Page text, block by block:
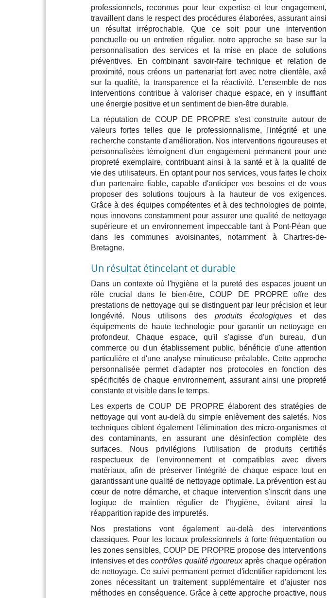
professionnels, reconnus pour leur expertise et leur engagement,
travaillent dans le respect des procédures élaborées, assurant ainsi
un résultat irréprochable. Que ce soit pour une intervention
ponctuelle ou un entretien régulier, notre approche se base sur la
personnalisation des services et la mise en place de solutions
préventives. En combinant savoir-faire technique et relation de
proximité, nous créons un partenariat fort avec notre clientèle, axé
sur la qualité, la transparence et la réactivité. L'ensemble de nos
interventions contribue à valoriser chaque espace, en y insufflant
une énergie positive et un sentiment de bien-être durable.
La réputation de COUP DE PROPRE s'est construite autour de
valeurs fortes telles que le professionnalisme, l'intégrité et une
recherche constante d'amélioration. Nos interventions rigoureuses et
personnalisées témoignent d'un engagement permanent pour une
propreté exemplaire, contribuant ainsi à la santé et à la qualité de
vie des utilisateurs. En optant pour nos services, vous faites le choix
d'un partenaire fiable, capable d'anticiper vos besoins et de vous
proposer des solutions toujours à la hauteur de vos exigences.
Grâce à des équipes compétentes et à des technologies de pointe,
nous innovons constamment pour assurer une qualité de nettoyage
supérieure et un environnement impeccable tant à Pont-Péan que
dans les communes avoisinantes, notamment à Chartres-de-
Bretagne.
Un résultat étincelant et durable
Dans un contexte où l'hygiène et la pureté des espaces jouent un
rôle crucial dans le bien-être, COUP DE PROPRE offre des
prestations de nettoyage qui se distinguent par leur précision et leur
longévité. Nous utilisons des produits écologiques et des
équipements de haute technologie pour garantir un nettoyage en
profondeur. Chaque espace, qu'il s'agisse d'un bureau, d'un
commerce ou d'un établissement public, bénéficie d'une attention
particulière et d'une analyse minutieuse préalable. Cette approche
personnalisée permet d'adapter nos protocoles en fonction des
spécificités de chaque environnement, assurant ainsi une propreté
constante et visible dans le temps.
Les experts de COUP DE PROPRE élaborent des stratégies de
nettoyage qui vont au-delà du simple enlèvement des saletés. Nos
techniques ciblent également l'élimination des micro-organismes et
des contaminants, en assurant une désinfection complète des
surfaces. Nous privilégions l'utilisation de produits certifiés
respectueux de l'environnement et compatibles avec divers
matériaux, afin de préserver l'intégrité de chaque espace tout en
garantissant une qualité de nettoyage optimale. La prévention est au
cœur de notre démarche, et chaque intervention s'inscrit dans une
logique de maintien régulier de l'hygiène, évitant ainsi la
réapparition rapide des impuretés.
Nos prestations vont également au-delà des interventions
classiques. Pour les locaux professionnels à forte fréquentation ou
les zones sensibles, COUP DE PROPRE propose des interventions
intensives et descontrôles qualité rigoureuxaprès chaque opération
de nettoyage. Ce suivi permanent permet d'identifier rapidement les
zones nécessitant un traitement supplémentaire et d'ajuster nos
méthodes en conséquence. Grâce à cette approche proactive, nous